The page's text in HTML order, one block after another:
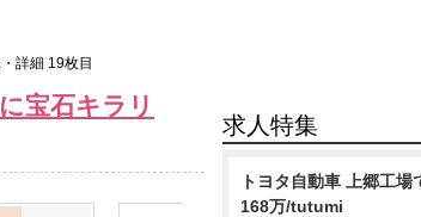
詳細 19枚目
宝石キラリ
求人特集
トヨタ自動車 上郷工
168万/tutumi